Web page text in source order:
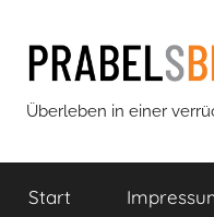
Inhalt
springen
Prabels
Blog
Überleben in einer
Start